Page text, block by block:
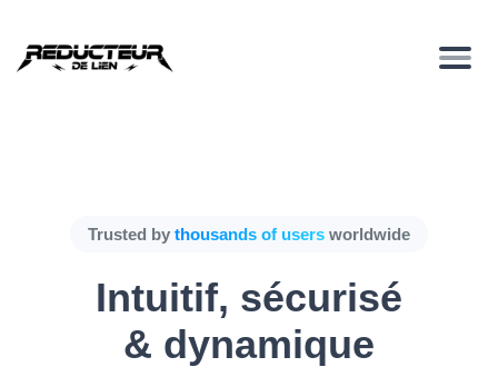
Trusted by thousands of users worldwide
Intuitif, sécurisé
& dynamique